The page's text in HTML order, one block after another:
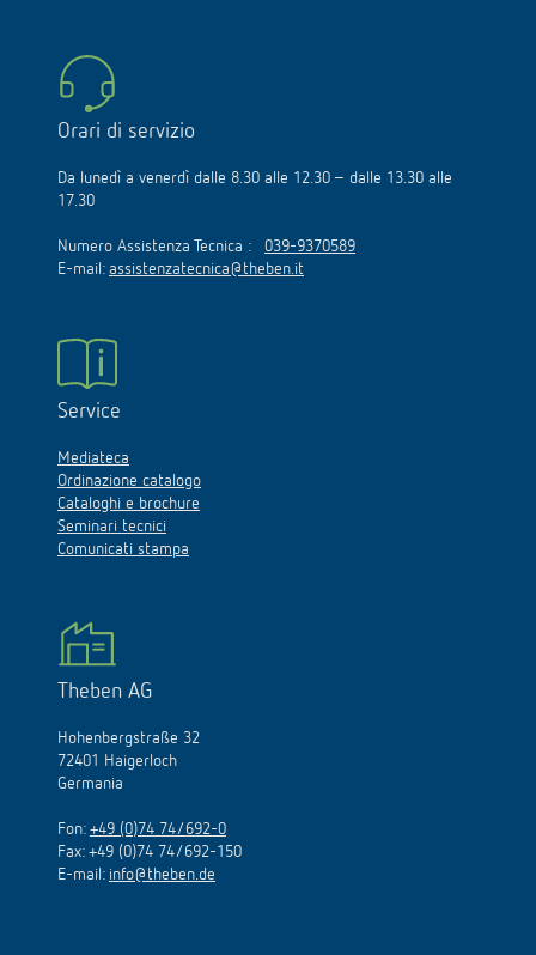
Orari di servizio
Da lunedì a venerdì dalle 8.30 alle 12.30 – dalle 13.30 alle
17.30
Numero Assistenza Tecnica : 039-9370589
E-mail: assistenzatecnica@theben.it
Service
Mediateca
Ordinazione catalogo
Cataloghi e brochure
Seminari tecnici
Comunicati stampa
Theben AG
Hohenbergstraße 32
72401 Haigerloch
Germania
Fon: +49 (0)74 74/692-0
Fax: +49 (0)74 74/692-150
E-mail: info@theben.de